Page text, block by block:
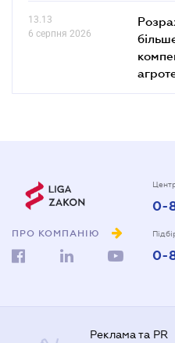
13.13
6 серпня 2026
ПРО КОМПАНІЮ
0-
0-
Реклама та PR